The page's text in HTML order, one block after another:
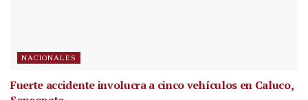
NACIONALES
Fuerte accidente involucra a cinco vehículos en Caluco,